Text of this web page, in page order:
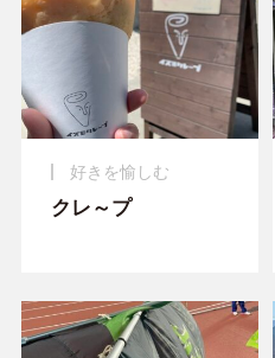
好きを愉しむ
クレ～プ